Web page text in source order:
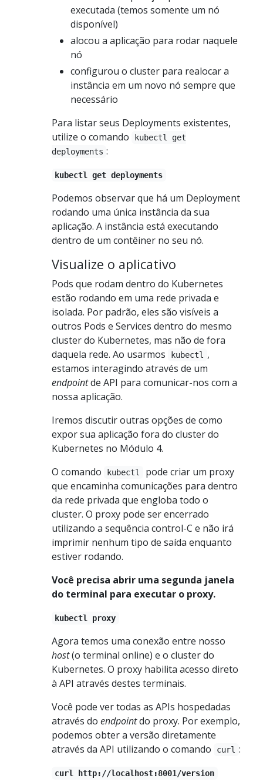
executada (temos somente um nó
disponível)
alocou a aplicação para rodar naquele
nó
configurou o cluster para realocar a
instância em um novo nó sempre que
necessário
Para listar seus Deployments existentes,
utilize o comando
kubectl get
deployments :
kubectl get deployments
Podemos observar que há um Deployment
rodando uma única instância da sua
aplicação. A instância está executando
dentro de um contêiner no seu nó.
Visualize o aplicativo
Pods que rodam dentro do Kubernetes
estão rodando em uma rede privada e
isolada. Por padrão, eles são visíveis a
outros Pods e Services dentro do mesmo
cluster do Kubernetes, mas não de fora
daquela rede. Ao usarmos
kubectl
,
estamos interagindo através de um
endpointde API para comunicar-nos com a
nossa aplicação.
Iremos discutir outras opções de como
expor sua aplicação fora do cluster do
Kubernetes no Módulo 4.
O comando
kubectl
pode criar um proxy
que encaminha comunicações para dentro
da rede privada que engloba todo o
cluster. O proxy pode ser encerrado
utilizando a sequência control-C e não irá
imprimir nenhum tipo de saída enquanto
estiver rodando.
Você precisa abrir uma segunda janela
do terminal para executar o proxy.
kubectl proxy
Agora temos uma conexão entre nosso
host(o terminal online) e o cluster do
Kubernetes. O proxy habilita acesso direto
à API através destes terminais.
Você pode ver todas as APIs hospedadas
através do endpointdo proxy. Por exemplo,
podemos obter a versão diretamente
através da API utilizando o comando
curl :
curl http://localhost:8001/version